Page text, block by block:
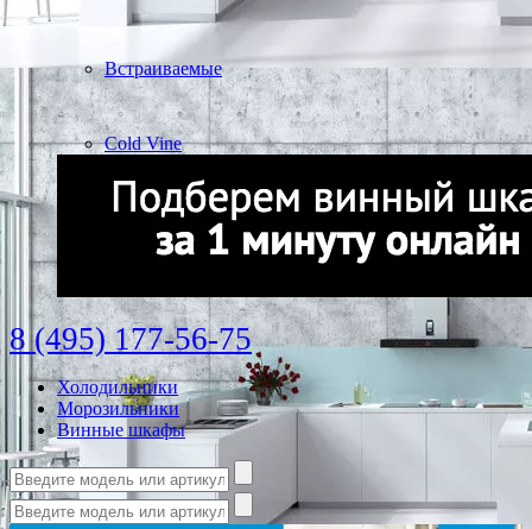
Встраиваемые
Cold Vine
8 (495) 177-56-75
Холодильники
Морозильники
Винные шкафы